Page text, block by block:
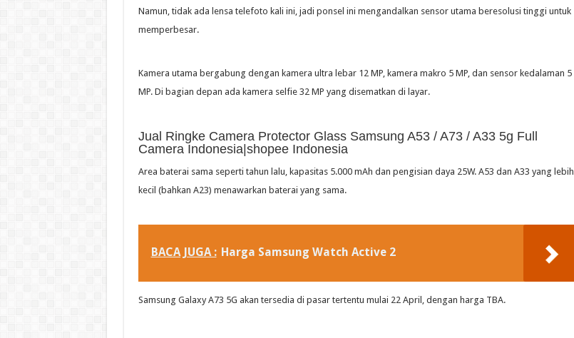
Namun, tidak ada lensa telefoto kali ini, jadi ponsel ini mengandalkan sensor utama beresolusi tinggi untuk
memperbesar.
Kamera utama bergabung dengan kamera ultra lebar 12 MP, kamera makro 5 MP, dan sensor kedalaman 5
MP. Di bagian depan ada kamera selfie 32 MP yang disematkan di layar.
Jual Ringke Camera Protector Glass Samsung A53 / A73 / A33 5g Full
Camera Indonesia|shopee Indonesia
Area baterai sama seperti tahun lalu, kapasitas 5.000 mAh dan pengisian daya 25W. A53 dan A33 yang lebih
kecil (bahkan A23) menawarkan baterai yang sama.
BACA JUGA : Harga Samsung Watch Active 2
Samsung Galaxy A73 5G akan tersedia di pasar tertentu mulai 22 April, dengan harga TBA.